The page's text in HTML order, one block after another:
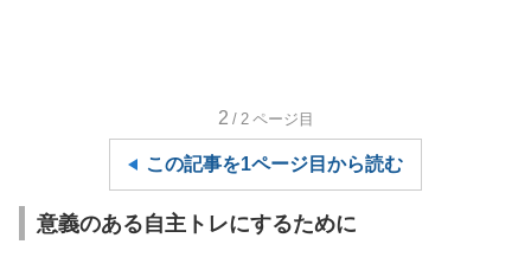
2 /2 ページ目
この記事を1ページ目から読む
意義のある自主トレにするために